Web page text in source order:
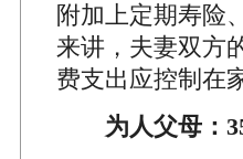
附加上定期寿险
来讲，夫妻双方
费支出应控制在
为人父母：